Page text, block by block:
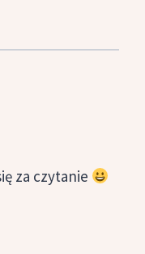
za czytanie